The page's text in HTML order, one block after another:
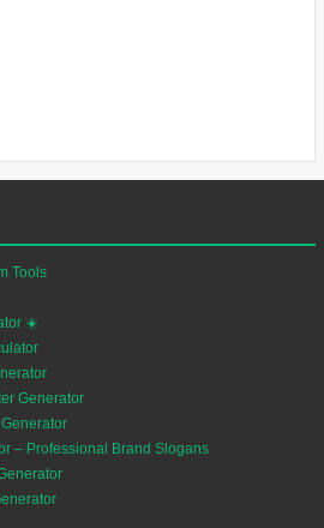
Tools
☀️
Generator
– Professional Brand Slogans